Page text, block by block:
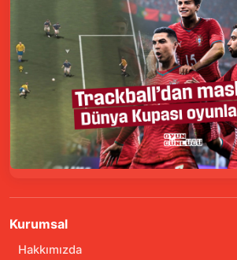
Kurumsal
Hakkımızda